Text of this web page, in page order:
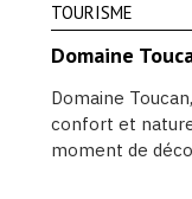
TOURISME
Domaine
Domaine
confort et
moment de